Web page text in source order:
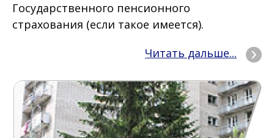
Государственного пенсионного
страхования (если такое имеется).
Читать дальше...